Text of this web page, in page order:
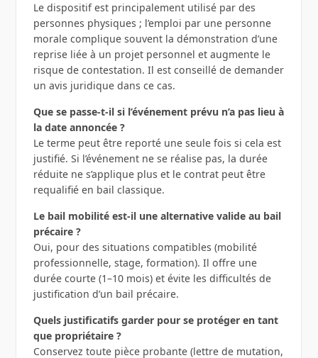
Le dispositif est principalement utilisé par des
personnes physiques ; l’emploi par une personne
morale complique souvent la démonstration d’une
reprise liée à un projet personnel et augmente le
risque de contestation. Il est conseillé de demander
un avis juridique dans ce cas.
Que se passe-t-il si l’événement prévu n’a pas lieu à
la date annoncée ?
Le terme peut être reporté une seule fois si cela est
justifié. Si l’événement ne se réalise pas, la durée
réduite ne s’applique plus et le contrat peut être
requalifié en bail classique.
Le bail mobilité est-il une alternative valide au bail
précaire ?
Oui, pour des situations compatibles (mobilité
professionnelle, stage, formation). Il offre une
durée courte (1–10 mois) et évite les difficultés de
justification d’un bail précaire.
Quels justificatifs garder pour se protéger en tant
que propriétaire ?
Conservez toute pièce probante (lettre de mutation,